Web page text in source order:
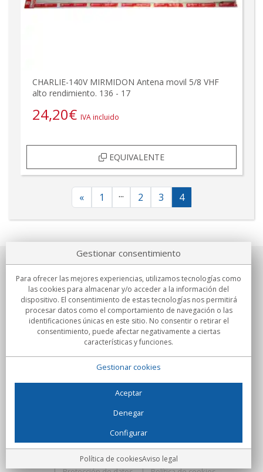
CHARLIE-140V MIRMIDON Antena movil 5/8 VHF
alto rendimiento. 136 - 17
24,20€ IVA incluido
EQUIVALENTE
« 1 ... 2 3 4
Sobre nosotros
Compromisos
Compras
C/Flassaders, 13, Nave 6, 08130 Santa Perpètua de Mogoda
(Barcelona) - España
Locura Digital - Todos los derechos reservados
Gestionar consentimiento
Para ofrecer las mejores experiencias, utilizamos tecnologías como
las cookies para almacenar y/o acceder a la información del
dispositivo. El consentimiento de estas tecnologías nos permitirá
procesar datos como el comportamiento de navegación o las
identificaciones únicas en este sitio. No consentir o retirar el
consentimiento, puede afectar negativamente a ciertas
características y funciones.
Gestionar cookies
Aceptar
Denegar
Configurar
Política de cookiesAviso legal